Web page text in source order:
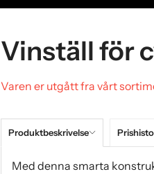
Vinställ för
Varen er utgått fra vårt
Produktbeskrivelse
Med denna smarta